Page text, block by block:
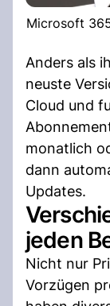
Microsoft
Anders als
neuste
Cloud und
monatlich
dann
Updates.
jeden
Nicht nur
Vorzügen